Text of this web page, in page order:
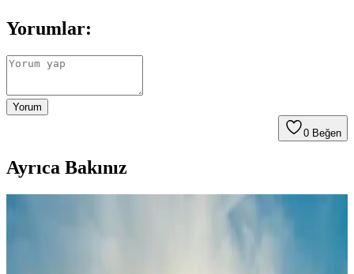
Yorumlar:
Yorum
0 Beğen
Ayrıca Bakınız
Mikrodalga Fırınlarda Yüksek Voltajlı Plastik
Sigortaların Teknik Özellikleri ve İşleyişi